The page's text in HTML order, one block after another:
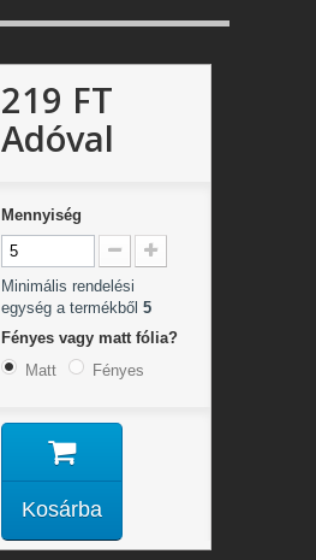
219 FT
Adóval
Mennyiség
Minimális rendelési
egység a termékből 5
Fényes vagy matt fólia?
Matt
Fényes
Kosárba